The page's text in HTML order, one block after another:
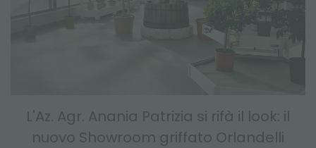
L'Az. Agr. Anania Patrizia si rifà il look: il
nuovo Showroom griffato Orlandelli